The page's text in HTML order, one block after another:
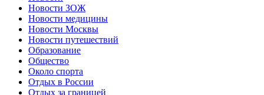
Новости ЗОЖ
Новости медицины
Новости Москвы
Новости путешествий
Образование
Общество
Около спорта
Отдых в России
Отдых за границей